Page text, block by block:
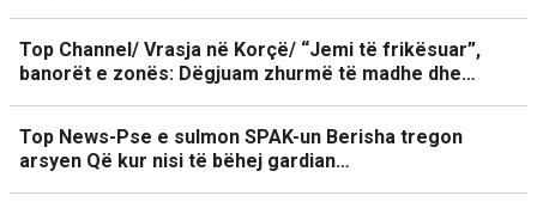
Top Channel/ Vrasja në Korçë/ “Jemi të frikësuar”,
banorët e zonës: Dëgjuam zhurmë të madhe dhe…
Top News-Pse e sulmon SPAK-un Berisha tregon
arsyen Që kur nisi të bëhej gardian…